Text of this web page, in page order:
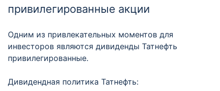
привилегированные акции
Одним из привлекательных моментов для
инвесторов являются дивиденды Татнефть
привилегированные.
Дивидендная политика Татнефть: